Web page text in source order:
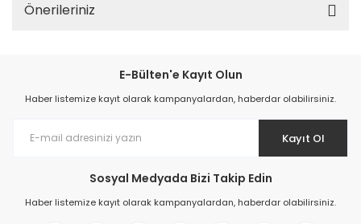
Önerileriniz
E-Bülten'e Kayıt Olun
Haber listemize kayıt olarak kampanyalardan, haberdar olabilirsiniz.
Kayıt Ol
Sosyal Medyada Bizi Takip Edin
Haber listemize kayıt olarak kampanyalardan, haberdar olabilirsiniz.